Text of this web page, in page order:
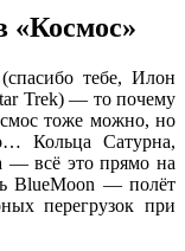
«Космос»
тебе, Илон
Trek) — то почему
тоже можно, но
Кольца Сатурна,
— всё это прямо на
BlueMoon — полёт
перегрузок при